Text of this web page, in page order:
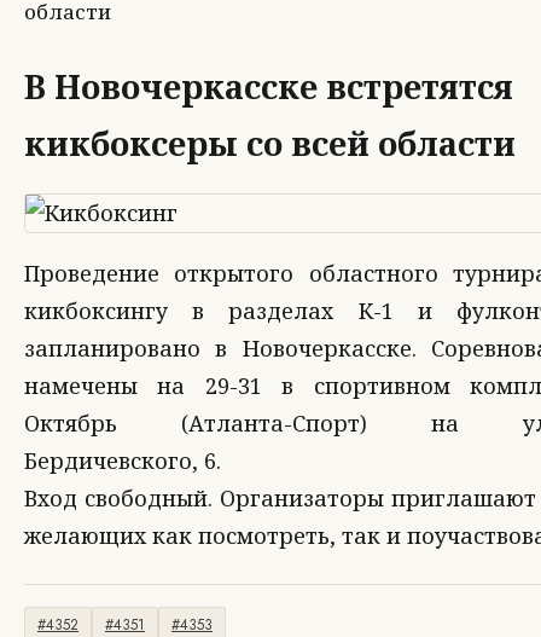
В Новочеркасске встретятся
кикбоксеры со всей области
Проведение открытого областного
кикбоксингу в разделах К-1 и
запланировано в Новочеркасске.
намечены на 29-31 в спортивном
Октябрь (Атланта-Спорт) на
Бердичевского, 6.
Вход свободный. Организаторы приглашают
желающих как посмотреть, так и
#4352 #4351 #4353